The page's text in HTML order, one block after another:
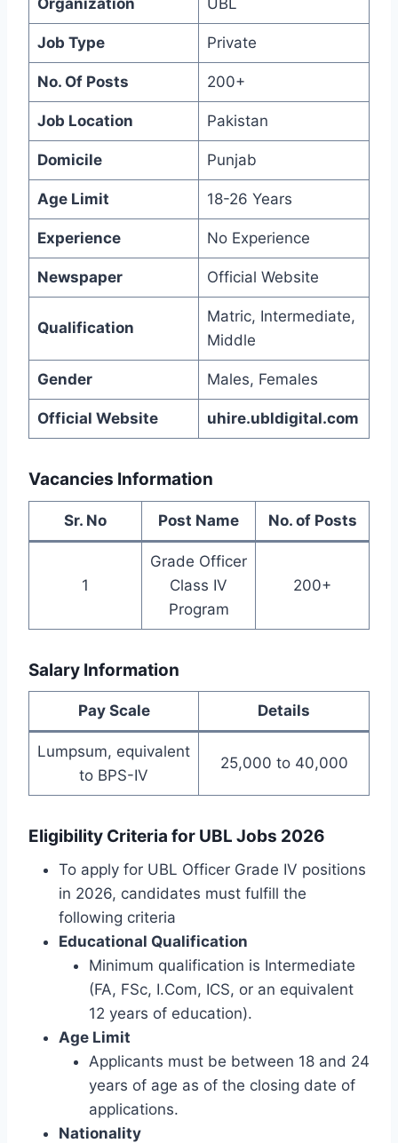
Organization UBL
Job Type Private
No. Of Posts 200+
Job Location Pakistan
Domicile Punjab
Age Limit 18-26 Years
Experience No Experience
Newspaper Official Website
Qualification
Matric, Intermediate,
Middle
Gender Males, Females
Official Website uhire.ubldigital.com
Vacancies Information
Sr. No Post Name No. of Posts
1
Grade Officer
Class IV
Program
200+
Salary Information
Pay Scale Details
Lumpsum, equivalent
to BPS-IV
25,000 to 40,000
Eligibility Criteria for UBL Jobs 2026
To apply for UBL Officer Grade IV positions
in 2026, candidates must fulfill the
following criteria
Educational Qualification
Minimum qualification is Intermediate
(FA, FSc, I.Com, ICS, or an equivalent
12 years of education).
Age Limit
Applicants must be between 18 and 24
years of age as of the closing date of
applications.
Nationality